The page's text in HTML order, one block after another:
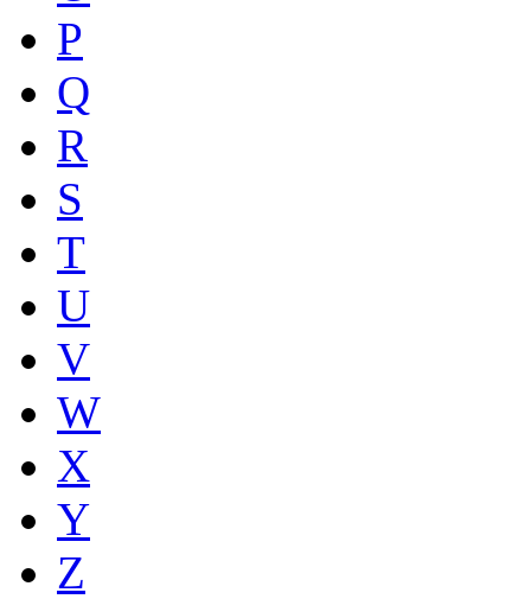
P
Q
R
S
T
U
V
W
X
Y
Z